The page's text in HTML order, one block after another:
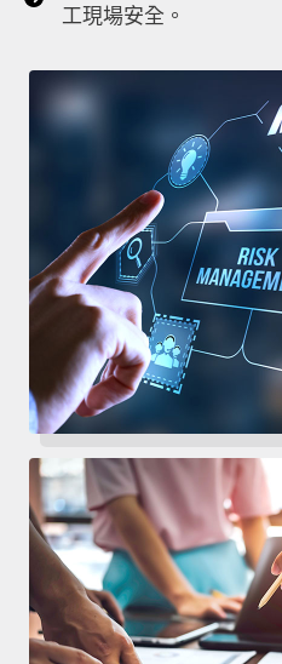
工現場安全。